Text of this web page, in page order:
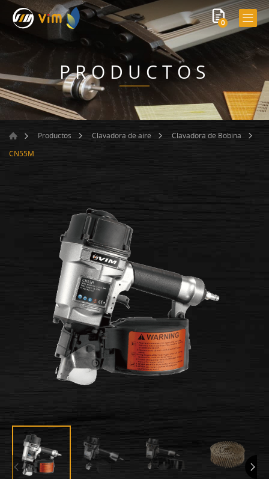
0
PRODUCTOS
Productos Clavadora de aire
Clavadora de Bobina
CN55M